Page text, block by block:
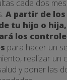
cada dos
A partir de los
tu hijo o
los
para hacer un
realizar un
y poner las